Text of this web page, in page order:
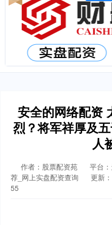
安全的网络配资
烈？将军祥厚及
人
作者：股票配资苑
平台
荐_网上实盘配资查询
更新
55